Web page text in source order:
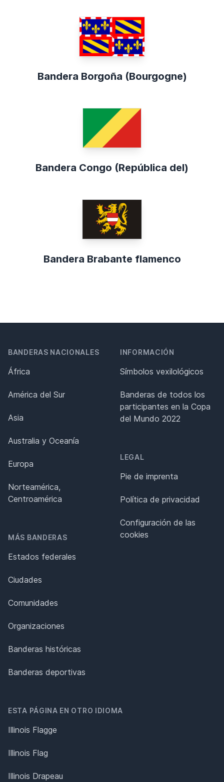
Bandera Borgoña (Bourgogne)
Bandera Congo (República del)
Bandera Brabante flamenco
BANDERAS NACIONALES
África
América del Sur
Asia
Australia y Oceanía
Europa
Norteamérica,
Centroamérica
MÁS BANDERAS
Estados federales
Ciudades
Comunidades
Organizaciones
Banderas históricas
Banderas deportivas
INFORMACIÓN
Símbolos vexilológicos
Banderas de todos los
participantes en la Copa
del Mundo 2022
LEGAL
Pie de imprenta
Política de privacidad
Configuración de las
cookies
ESTA PÁGINA EN OTRO IDIOMA
Illinois Flagge
Illinois Flag
Illinois Drapeau